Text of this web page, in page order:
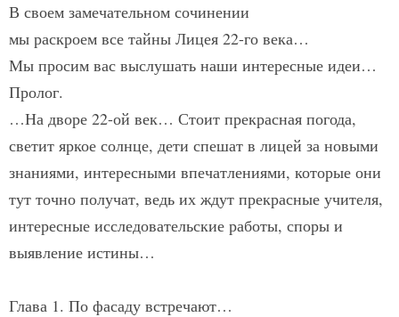
В своем замечательном сочинении
мы раскроем все тайны Лицея 22-го века…
Мы просим вас выслушать наши интересные идеи…
Пролог.
…На дворе 22-ой век… Стоит прекрасная погода,
светит яркое солнце, дети спешат в лицей за новыми
знаниями, интересными впечатлениями, которые они
тут точно получат, ведь их ждут прекрасные учителя,
интересные исследовательские работы, споры и
выявление истины…
Глава 1. По фасаду встречают…